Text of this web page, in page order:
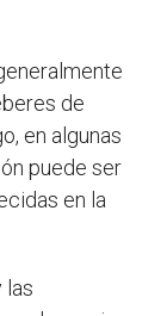
de
en algunas
puede ser
en la
las